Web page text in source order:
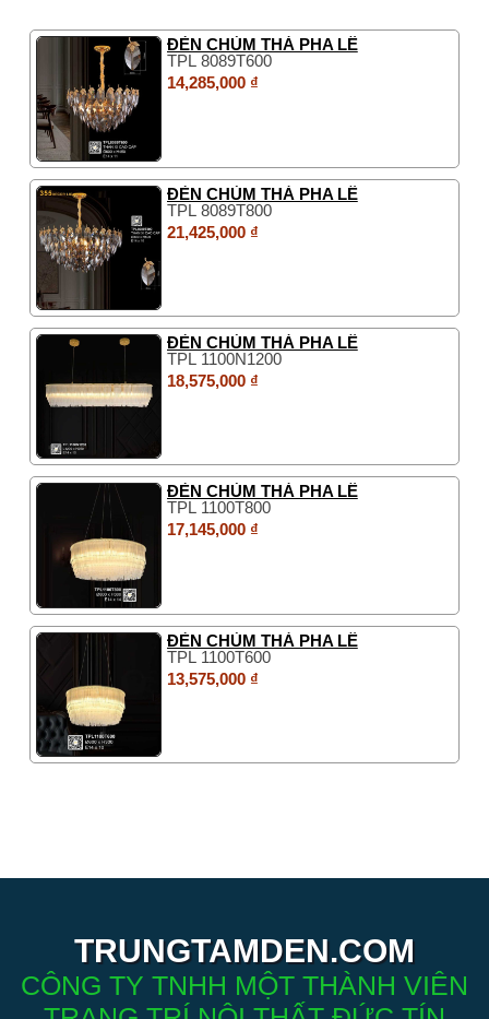
ĐÈN CHÙM THẢ PHA LÊ
TPL 8089T600
14,285,000 ₫
ĐÈN CHÙM THẢ PHA LÊ
TPL 8089T800
21,425,000 ₫
ĐÈN CHÙM THẢ PHA LÊ
TPL 1100N1200
18,575,000 ₫
ĐÈN CHÙM THẢ PHA LÊ
TPL 1100T800
17,145,000 ₫
ĐÈN CHÙM THẢ PHA LÊ
TPL 1100T600
13,575,000 ₫
TRUNGTAMDEN.COM
CÔNG TY TNHH MỘT THÀNH VIÊN